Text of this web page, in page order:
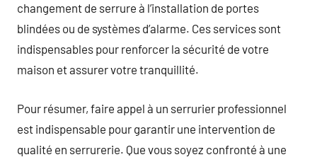
changement de serrure à l’installation de portes
blindées ou de systèmes d’alarme. Ces services sont
indispensables pour renforcer la sécurité de votre
maison et assurer votre tranquillité.
Pour résumer, faire appel à un serrurier professionnel
est indispensable pour garantir une intervention de
qualité en serrurerie. Que vous soyez confronté à une